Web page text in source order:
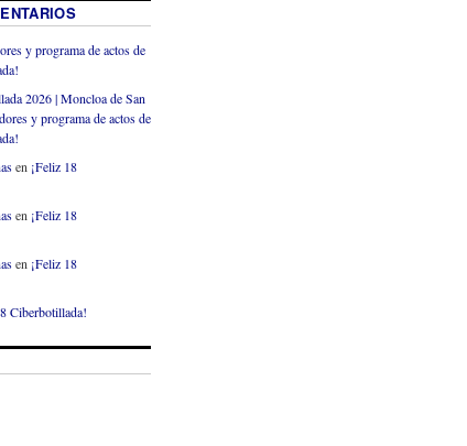
y programa de actos de
2026 | Moncloa de San
y programa de actos de
en ¡Feliz 18
en ¡Feliz 18
en ¡Feliz 18
Ciberbotillada!